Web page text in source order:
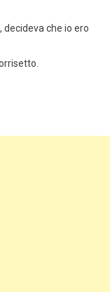
decideva che io ero